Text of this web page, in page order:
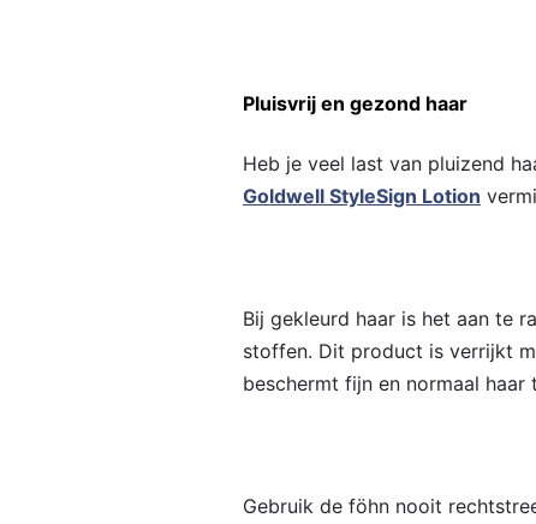
Pluisvrij en gezond haar
Heb je veel last van pluizend
Goldwell StyleSign Lotion
Bij gekleurd haar is het aan te
stoffen. Dit product is verrijkt
beschermt fijn en normaal
Gebruik de föhn nooit